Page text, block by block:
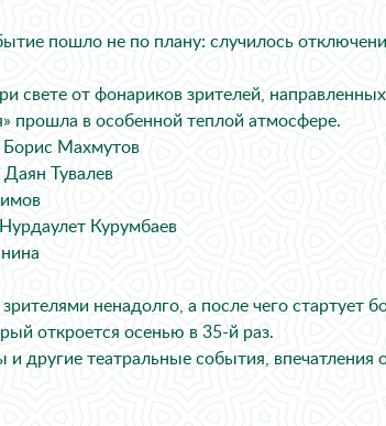
пошло не по плану: случилось
свете от фонариков зрителей,
прошла в особенной теплой атмосфере.
Борис Махмутов
Тувалев
Курумбаев
ненадолго, а после чего стартует
откроется осенью в 35-й раз.
другие театральные события, впечатления